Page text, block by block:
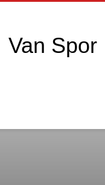
Van Spor